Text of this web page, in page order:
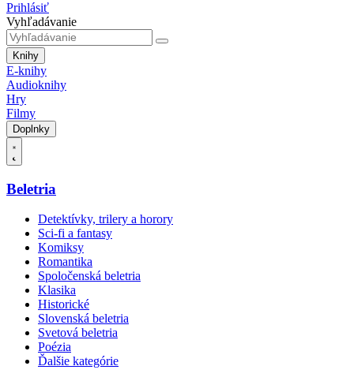
Prihlásiť
Vyhľadávanie
Knihy
E-knihy
Audioknihy
Hry
Filmy
Doplnky
Beletria
Detektívky, trilery a horory
Sci-fi a fantasy
Komiksy
Romantika
Spoločenská beletria
Klasika
Historické
Slovenská beletria
Svetová beletria
Poézia
Ďalšie kategórie